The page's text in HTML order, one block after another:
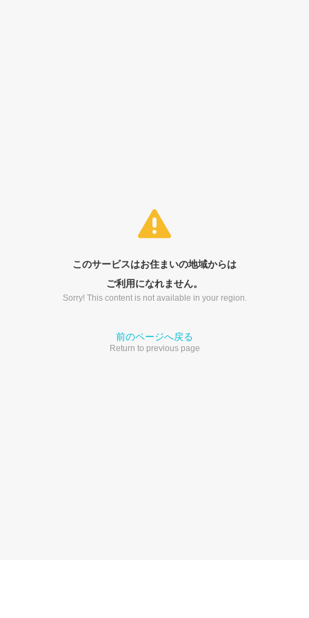
このサービスはお住まいの地域からは
ご利用になれません。
Sorry! This content is not available in your region.
前のページへ戻る
Return to previous page